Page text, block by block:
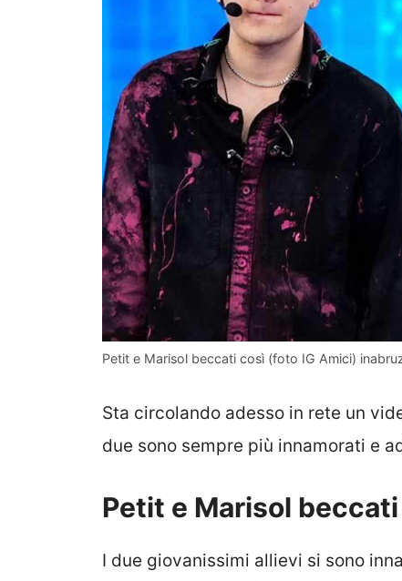
Petit e Marisol beccati così (foto IG Amici)
Sta circolando adesso in rete un
due sono sempre più innamorati e
Petit e Marisol
I due giovanissimi allievi si sono